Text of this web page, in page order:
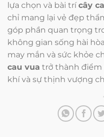
lựa chọn và bài trícây
chỉ mang lại vẻ đẹp
góp phần quan trọng
không gian sống hài
may mắn và sức khỏe
cau vua trở thành điểm
khí và sự thịnh vượng